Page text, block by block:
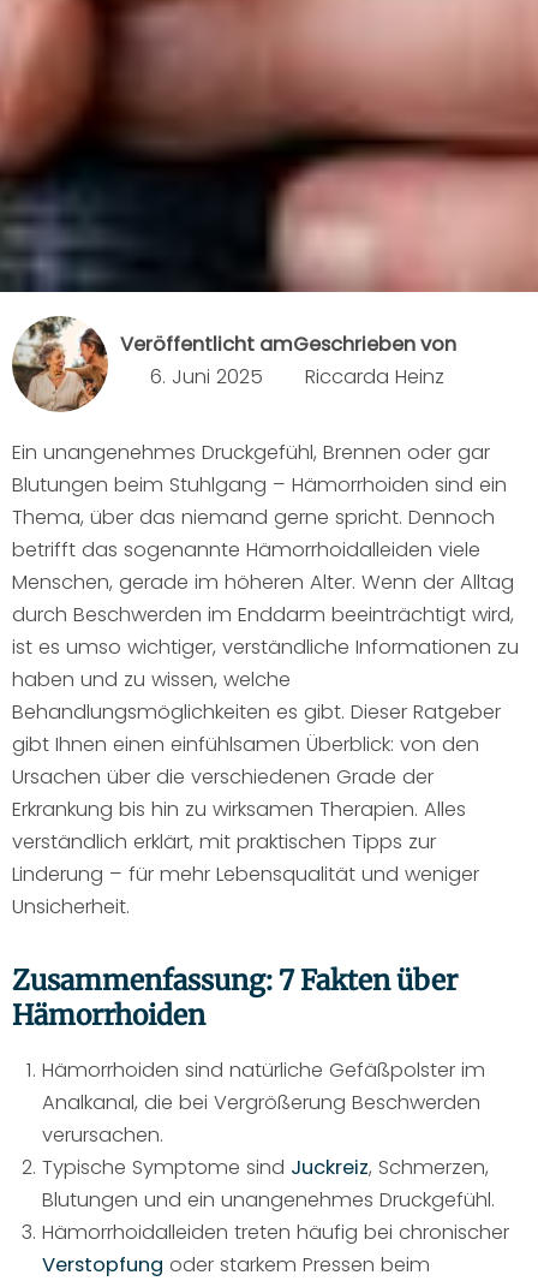
Veröffentlicht am
6. Juni 2025
Geschrieben von
Riccarda Heinz
Ein unangenehmes Druckgefühl, Brennen oder gar
Blutungen beim Stuhlgang – Hämorrhoiden sind ein
Thema, über das niemand gerne spricht. Dennoch
betrifft das sogenannte Hämorrhoidalleiden viele
Menschen, gerade im höheren Alter. Wenn der Alltag
durch Beschwerden im Enddarm beeinträchtigt wird,
ist es umso wichtiger, verständliche Informationen zu
haben und zu wissen, welche
Behandlungsmöglichkeiten es gibt. Dieser Ratgeber
gibt Ihnen einen einfühlsamen Überblick: von den
Ursachen über die verschiedenen Grade der
Erkrankung bis hin zu wirksamen Therapien. Alles
verständlich erklärt, mit praktischen Tipps zur
Linderung – für mehr Lebensqualität und weniger
Unsicherheit.
Zusammenfassung: 7 Fakten über
Hämorrhoiden
Hämorrhoiden sind natürliche Gefäßpolster im
Analkanal, die bei Vergrößerung Beschwerden
verursachen.
Typische Symptome sind Juckreiz, Schmerzen,
Blutungen und ein unangenehmes Druckgefühl.
Hämorrhoidalleiden treten häufig bei chronischer
Verstopfung oder starkem Pressen beim